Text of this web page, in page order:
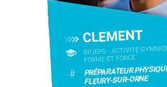
CLEMENT
BPJEPS - ACTIVITÉ
FORME ET FORCE
# PRÉPARATEUR
FLEURY-SUR-ORNE